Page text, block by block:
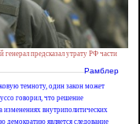
предсказал утрату РФ части
Рамблер
темноту, один закон может
говорил, что решение
внутриполитических
является следование